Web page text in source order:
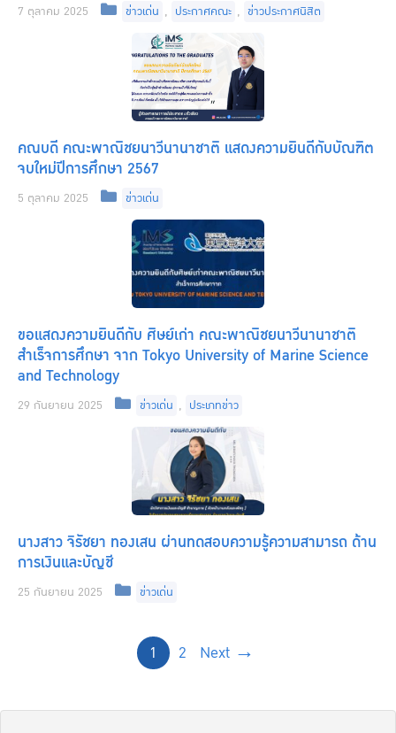
7 ตุลาคม 2025 Categories
ข่าวเด่น , ประกาศคณะ , ข่าวประกาศนิสิต
คณบดี คณะพาณิชยนาวีนานาชาติ แสดงความยินดีกับบัณฑิต
จบใหม่ปีการศึกษา 2567
5 ตุลาคม 2025 Categories
ข่าวเด่น
ขอแสดงความยินดีกับ ศิษย์เก่า คณะพาณิชยนาวีนานาชาติ
สำเร็จการศึกษา จาก Tokyo University of Marine Science
and Technology
29 กันยายน 2025 Categories
ข่าวเด่น , ประเภทข่าว
นางสาว จิรัชยา ทองเสน ผ่านทดสอบความรู้ความสามารถ ด้าน
การเงินและบัญชี
25 กันยายน 2025 Categories
ข่าวเด่น
Page
1 Page
2 Next →